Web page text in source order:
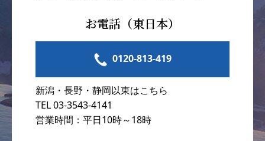
お電話（東日本）
0120-813-419
新潟・長野・静岡以東はこちら
TEL 03-3543-4141
営業時間：平日10時～18時